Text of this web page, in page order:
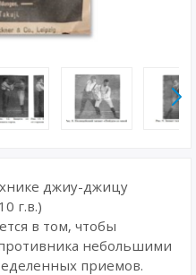
джиу-джицу
г.в.)
в том, чтобы
небольшими
приемов.